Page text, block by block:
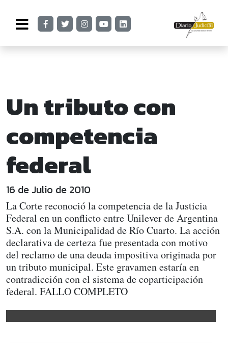
Un tributo con
competencia
federal
16 de Julio de 2010
La Corte reconoció la competencia de la Justicia
Federal en un conflicto entre Unilever de Argentina
S.A. con la Municipalidad de Río Cuarto. La acción
declarativa de certeza fue presentada con motivo
del reclamo de una deuda impositiva originada por
un tributo municipal. Este gravamen estaría en
contradicción con el sistema de coparticipación
federal. FALLO COMPLETO